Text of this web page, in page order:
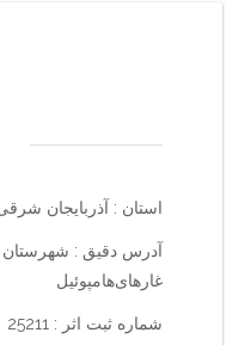
استان : آذربایجان
غارهای‌هامپوئیل
شماره ثبت اثر : 25211